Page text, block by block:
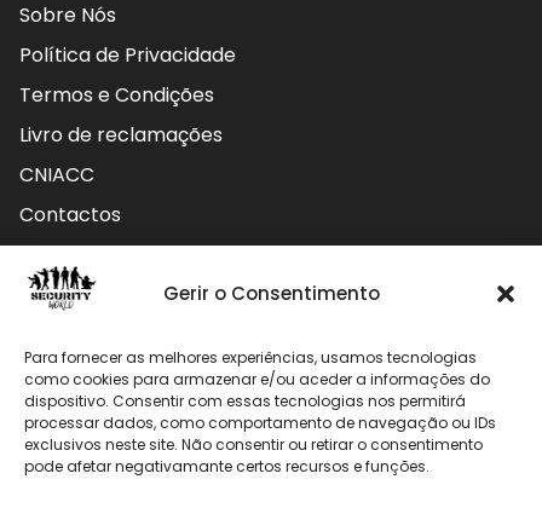
Gerir o Consentimento
Para fornecer as melhores experiências, usamos tecnologias
como cookies para armazenar e/ou aceder a informações do
dispositivo. Consentir com essas tecnologias nos permitirá
processar dados, como comportamento de navegação ou IDs
exclusivos neste site. Não consentir ou retirar o consentimento
pode afetar negativamante certos recursos e funções.
Sobre Nós
Política de Privacidade
Termos e Condições
Livro de reclamações
CNIACC
Contactos
Contactos
912 009 740 (Chamada para rede móvel nacional)
geral@securityworld.pt